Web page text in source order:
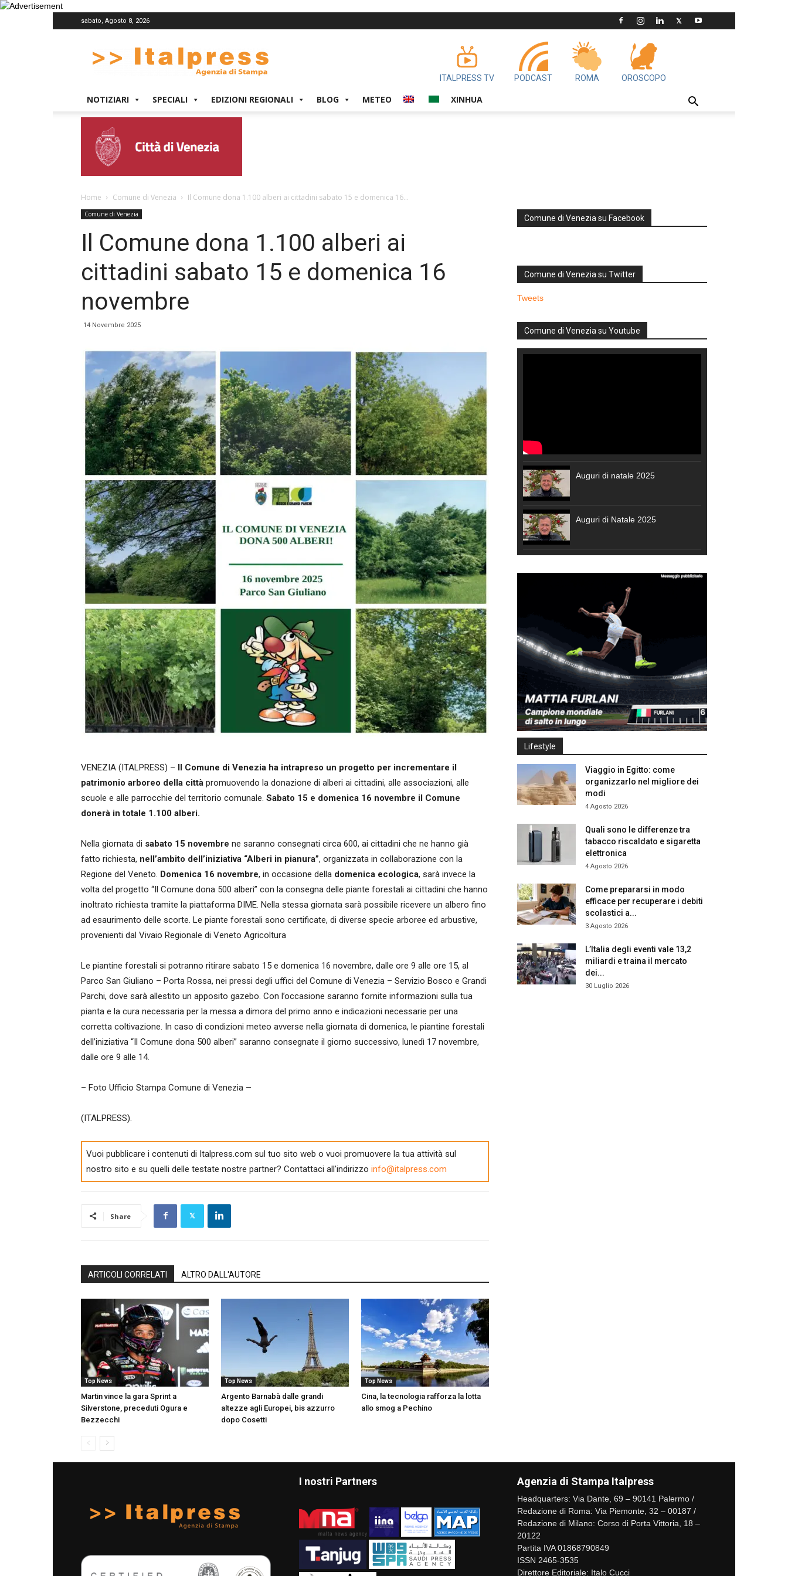
sabato, Agosto 8, 2026
ITALPRESS TV PODCAST ROMA OROSCOPO
NOTIZIARI SPECIALI EDIZIONI REGIONALI BLOG METEO XINHUA
Home Comune di Venezia Il Comune dona 1.100 alberi ai cittadini sabato 15 e domenica 16...
Comune di Venezia
Il Comune dona 1.100 alberi ai
cittadini sabato 15 e domenica 16
novembre
14 Novembre 2025
VENEZIA (ITALPRESS) – Il Comune di Venezia ha intrapreso un progetto per incrementare il
patrimonio arboreo della città promuovendo la donazione di alberi ai cittadini, alle associazioni, alle
scuole e alle parrocchie del territorio comunale. Sabato 15 e domenica 16 novembre il Comune
donerà in totale 1.100 alberi.
Nella giornata di sabato 15 novembre ne saranno consegnati circa 600, ai cittadini che ne hanno già
fatto richiesta, nell’ambito dell’iniziativa “Alberi in pianura”, organizzata in collaborazione con la
Regione del Veneto. Domenica 16 novembre, in occasione della domenica ecologica, sarà invece la
volta del progetto “Il Comune dona 500 alberi” con la consegna delle piante forestali ai cittadini che hanno
inoltrato richiesta tramite la piattaforma DIME. Nella stessa giornata sarà possibile ricevere un albero fino
ad esaurimento delle scorte. Le piante forestali sono certificate, di diverse specie arboree ed arbustive,
provenienti dal Vivaio Regionale di Veneto Agricoltura
Le piantine forestali si potranno ritirare sabato 15 e domenica 16 novembre, dalle ore 9 alle ore 15, al
Parco San Giuliano – Porta Rossa, nei pressi degli uffici del Comune di Venezia – Servizio Bosco e Grandi
Parchi, dove sarà allestito un apposito gazebo. Con l’occasione saranno fornite informazioni sulla tua
pianta e la cura necessaria per la messa a dimora del primo anno e indicazioni necessarie per una
corretta coltivazione. In caso di condizioni meteo avverse nella giornata di domenica, le piantine forestali
dell’iniziativa “Il Comune dona 500 alberi” saranno consegnate il giorno successivo, lunedì 17 novembre,
dalle ore 9 alle 14.
– Foto Ufficio Stampa Comune di Venezia –
(ITALPRESS).
Vuoi pubblicare i contenuti di Italpress.com sul tuo sito web o vuoi promuovere la tua attività sul
nostro sito e su quelli delle testate nostre partner? Contattaci all'indirizzo info@italpress.com
Share
ARTICOLI CORRELATI ALTRO DALL'AUTORE
Top News
Martin vince la gara Sprint a
Silverstone, preceduti Ogura e
Bezzecchi
Top News
Argento Barnabà dalle grandi
altezze agli Europei, bis azzurro
dopo Cosetti
Top News
Cina, la tecnologia rafforza la lotta
allo smog a Pechino
Comune di Venezia su Facebook
Comune di Venezia su Twitter
Tweets
Comune di Venezia su Youtube
Auguri di natale 2025
Auguri di Natale 2025
Lifestyle
Viaggio in Egitto: come
organizzarlo nel migliore dei
modi
4 Agosto 2026
Quali sono le differenze tra
tabacco riscaldato e sigaretta
elettronica
4 Agosto 2026
Come prepararsi in modo
efficace per recuperare i debiti
scolastici a...
3 Agosto 2026
L’Italia degli eventi vale 13,2
miliardi e traina il mercato
dei...
30 Luglio 2026
I nostri Partners Agenzia di Stampa Italpress
Headquarters: Via Dante, 69 – 90141 Palermo /
Redazione di Roma: Via Piemonte, 32 – 00187 /
Redazione di Milano: Corso di Porta Vittoria, 18 –
20122
Partita IVA 01868790849
ISSN 2465-3535
Direttore Editoriale: Italo Cucci